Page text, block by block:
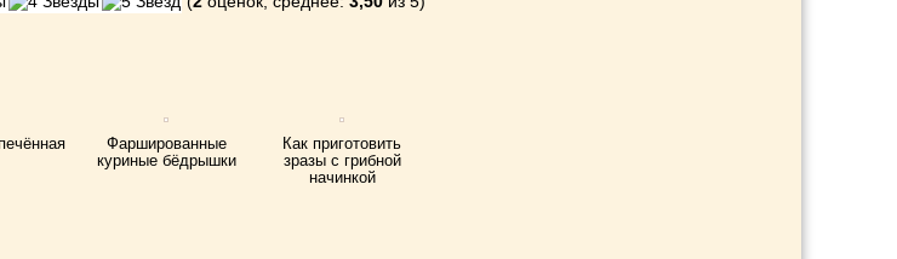
Фаршированные
куриные бёдрышки
Как приготовить
зразы с грибной
начинкой